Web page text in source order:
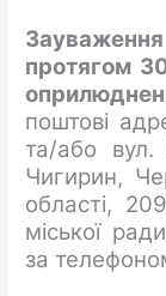
протягом
поштові
та/або
Чигирин,
області,
міської
за